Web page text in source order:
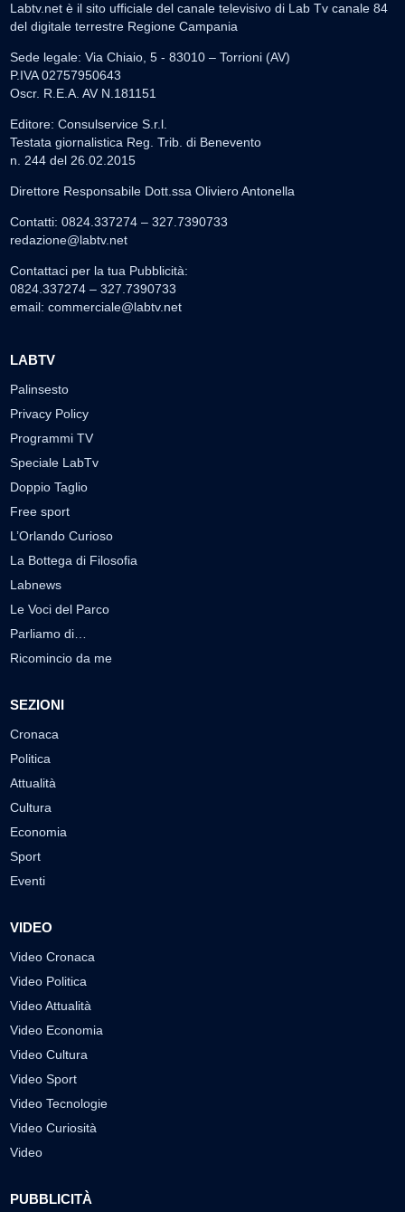
Labtv.net è il sito ufficiale del canale televisivo di Lab Tv canale 84
del digitale terrestre Regione Campania
Sede legale: Via Chiaio, 5 - 83010 – Torrioni (AV)
P.IVA 02757950643
Oscr. R.E.A. AV N.181151
Editore: Consulservice S.r.l.
Testata giornalistica Reg. Trib. di Benevento
n. 244 del 26.02.2015
Direttore Responsabile Dott.ssa Oliviero Antonella
Contatti: 0824.337274 – 327.7390733
redazione@labtv.net
Contattaci per la tua Pubblicità:
0824.337274 – 327.7390733
email: commerciale@labtv.net
LABTV
Palinsesto
Privacy Policy
Programmi TV
Speciale LabTv
Doppio Taglio
Free sport
L’Orlando Curioso
La Bottega di Filosofia
Labnews
Le Voci del Parco
Parliamo di…
Ricomincio da me
SEZIONI
Cronaca
Politica
Attualità
Cultura
Economia
Sport
Eventi
VIDEO
Video Cronaca
Video Politica
Video Attualità
Video Economia
Video Cultura
Video Sport
Video Tecnologie
Video Curiosità
Video
PUBBLICITÀ